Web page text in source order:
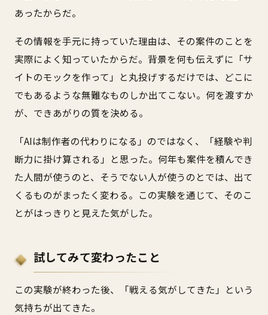
あったからだ。
その情報を手元に持っていた理由は、その案件のことを
実際によく知っていたからだ。背景を何も伝えずに「サ
イトのモックを作って」と丸投げするだけでは、どこに
でもあるような無難なものしか出てこない。何を渡すか
が、できあがりの質を決める。
「AIは制作者の代わりになる」のではなく、「経験や判
断力に掛け算される」と思った。何年も案件を積んでき
た人間が使うのと、そうでない人が使うのとでは、出て
くるものがまったく変わる。この実験を通じて、そのこ
とがはっきりと見えた気がした。
試してみて変わったこと
この実験が終わった後、「戦える気がしてきた」という
気持ちが出てきた。